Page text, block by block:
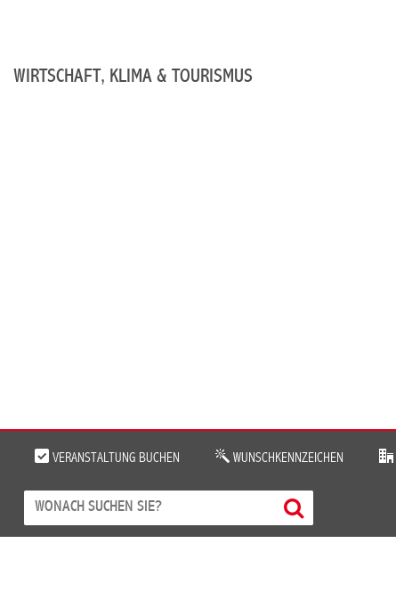
WIRTSCHAFT, KLIMA & TOURISMUS
VERANSTALTUNG BUCHEN WUNSCHKENNZEICHEN